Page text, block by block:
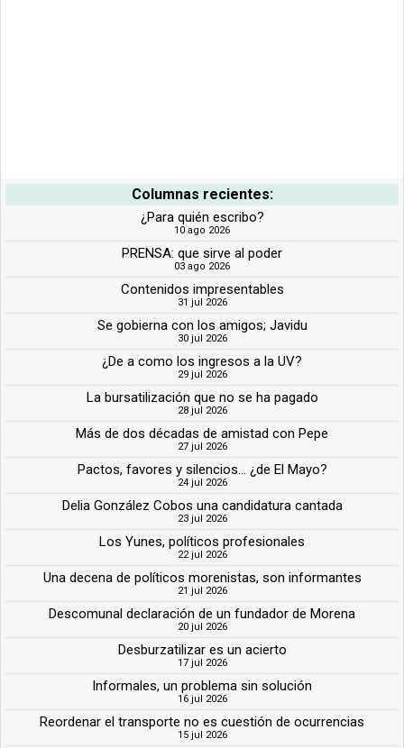
Columnas recientes:
¿Para quién escribo?
10 ago 2026
PRENSA: que sirve al poder
03 ago 2026
Contenidos impresentables
31 jul 2026
Se gobierna con los amigos; Javidu
30 jul 2026
¿De a como los ingresos a la UV?
29 jul 2026
La bursatilización que no se ha pagado
28 jul 2026
Más de dos décadas de amistad con Pepe
27 jul 2026
Pactos, favores y silencios... ¿de El Mayo?
24 jul 2026
Delia González Cobos una candidatura cantada
23 jul 2026
Los Yunes, políticos profesionales
22 jul 2026
Una decena de políticos morenistas, son informantes
21 jul 2026
Descomunal declaración de un fundador de Morena
20 jul 2026
Desburzatilizar es un acierto
17 jul 2026
Informales, un problema sin solución
16 jul 2026
Reordenar el transporte no es cuestión de ocurrencias
15 jul 2026